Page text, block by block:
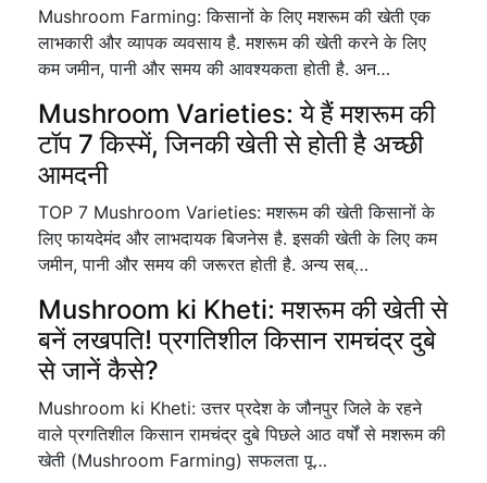
Mushroom Farming: किसानों के लिए मशरूम की खेती एक
लाभकारी और व्यापक व्यवसाय है. मशरूम की खेती करने के लिए
कम जमीन, पानी और समय की आवश्यकता होती है. अन…
Mushroom Varieties: ये हैं मशरूम की
टॉप 7 किस्में, जिनकी खेती से होती है अच्छी
आमदनी
TOP 7 Mushroom Varieties: मशरूम की खेती किसानों के
लिए फायदेमंद और लाभदायक बिजनेस है. इसकी खेती के लिए कम
जमीन, पानी और समय की जरूरत होती है. अन्य सब्…
Mushroom ki Kheti: मशरूम की खेती से
बनें लखपति! प्रगतिशील किसान रामचंद्र दुबे
से जानें कैसे?
Mushroom ki Kheti: उत्तर प्रदेश के जौनपुर जिले के रहने
वाले प्रगतिशील किसान रामचंद्र दुबे पिछले आठ वर्षों से मशरूम की
खेती (Mushroom Farming) सफलता पू…